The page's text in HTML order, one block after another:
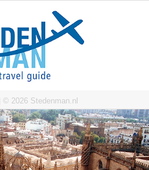
| © 2026 Stedenman.nl